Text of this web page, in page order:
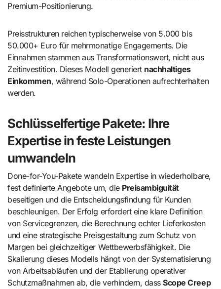
Premium-Positionierung.
Preisstrukturen reichen typischerweise von 5.000 bis
50.000+ Euro für mehrmonatige Engagements. Die
Einnahmen stammen aus Transformationswert, nicht aus
Zeitinvestition. Dieses Modell generiert nachhaltiges
Einkommen, während Solo-Operationen aufrechterhalten
werden.
Schlüsselfertige Pakete: Ihre
Expertise in feste Leistungen
umwandeln
Done-for-You-Pakete wandeln Expertise in wiederholbare,
fest definierte Angebote um, die Preisambiguität
beseitigen und die Entscheidungsfindung für Kunden
beschleunigen. Der Erfolg erfordert eine klare Definition
von Servicegrenzen, die Berechnung echter Lieferkosten
und eine strategische Preisgestaltung zum Schutz von
Margen bei gleichzeitiger Wettbewerbsfähigkeit. Die
Skalierung dieses Modells hängt von der Systematisierung
von Arbeitsabläufen und der Etablierung operativer
Schutzmaßnahmen ab, die verhindern, dassScope Creep